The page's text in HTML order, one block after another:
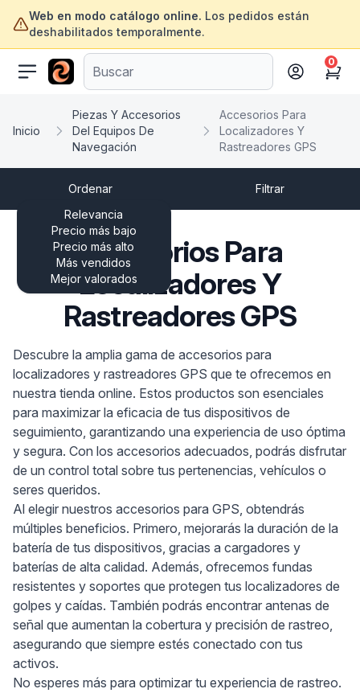
Web en modo catálogo online. Los pedidos están
deshabilitados temporalmente.
ofertasinformatica.com
Cart
0
Inicio
Piezas Y Accesorios
Del Equipos De
Navegación
Accesorios Para
Localizadores Y
Rastreadores GPS
Ordenar
Relevancia
Precio más bajo
Precio más alto
Más vendidos
Mejor valorados
Filtrar
Accesorios Para
Localizadores Y
Rastreadores GPS
Descubre la amplia gama de accesorios para
localizadores y rastreadores GPS que te ofrecemos en
nuestra tienda online. Estos productos son esenciales
para maximizar la eficacia de tus dispositivos de
seguimiento, garantizando una experiencia de uso óptima
y segura. Con los accesorios adecuados, podrás disfrutar
de un control total sobre tus pertenencias, vehículos o
seres queridos.
Al elegir nuestros accesorios para GPS, obtendrás
múltiples beneficios. Primero, mejorarás la duración de la
batería de tus dispositivos, gracias a cargadores y
baterías de alta calidad. Además, ofrecemos fundas
resistentes y soportes que protegen tus localizadores de
golpes y caídas. También podrás encontrar antenas de
señal que aumentan la cobertura y precisión de rastreo,
asegurando que siempre estés conectado con tus
activos.
No esperes más para optimizar tu experiencia de rastreo.